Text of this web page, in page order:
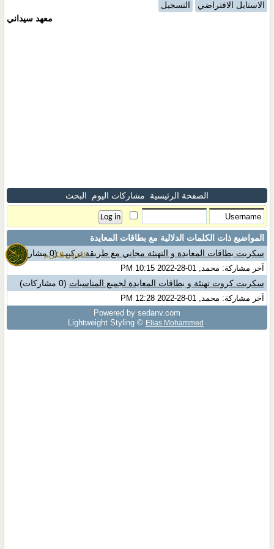
القران الكريم
الاستايل الافتراضي
التسجيل
معهد سيداني
الصفحة الرئيسية مشاركات اليوم البحث
المواضيع ذات الكلمات الدلالية معبطاقات المعايدة
سكربت بطاقات المعايدة و التهنئة مجاني مع طريقة تركيب (0 مشاركات)
آخر مشاركة: محمد, 01-28-2022 10:15 PM
سكربت كروت تهنئة و بطاقات المعايدة لجميع المناسبات (0 مشاركات)
آخر مشاركة: محمد, 01-28-2022 12:28 PM
Powered by sedany.com
Lightweight Styling © Elias Mohammed